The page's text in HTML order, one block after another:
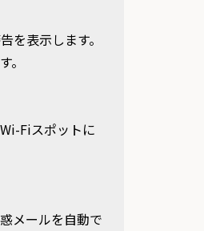
を表示します。
。
Fiスポットに
メールを自動で